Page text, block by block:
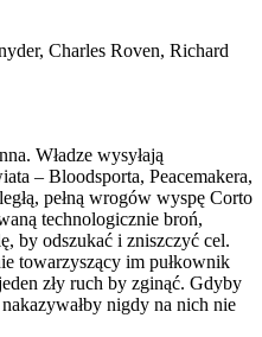
Charles Roven, Richard
Władze wysyłają
– Bloodsporta, Peacemakera,
pełną wrogów wyspę Corto
technologicznie broń,
by odszukać i zniszczyć cel.
towarzyszący im pułkownik
zły ruch by zginąć. Gdyby
nakazywałby nigdy na nich nie